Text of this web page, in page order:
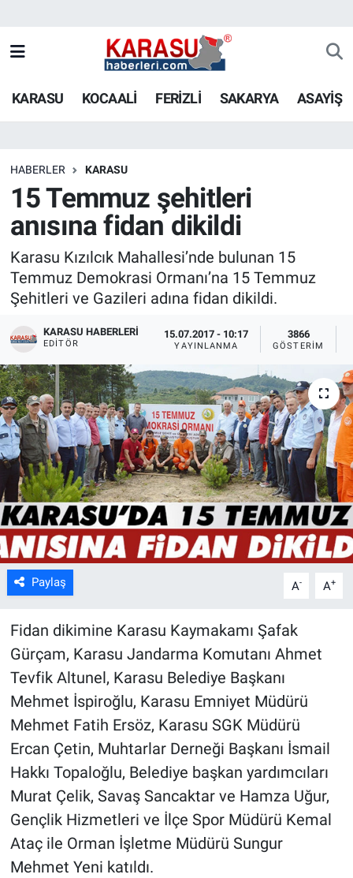
KARASU KOCAALİ FERİZLİ SAKARYA ASAYİŞ
HABERLER KARASU
15 Temmuz şehitleri
anısına fidan dikildi
Karasu Kızılcık Mahallesi’nde bulunan 15
Temmuz Demokrasi Ormanı’na 15 Temmuz
Şehitleri ve Gazileri adına fidan dikildi.
KARASU HABERLERI
EDITÖR
15.07.2017 - 10:17
YAYINLANMA
3866
GÖSTERIM
Paylaş A- A+
Fidan dikimine Karasu Kaymakamı Şafak
Gürçam, Karasu Jandarma Komutanı Ahmet
Tevfik Altunel, Karasu Belediye Başkanı
Mehmet İspiroğlu, Karasu Emniyet Müdürü
Mehmet Fatih Ersöz, Karasu SGK Müdürü
Ercan Çetin, Muhtarlar Derneği Başkanı İsmail
Hakkı Topaloğlu, Belediye başkan yardımcıları
Murat Çelik, Savaş Sancaktar ve Hamza Uğur,
Gençlik Hizmetleri ve İlçe Spor Müdürü Kemal
Ataç ile Orman İşletme Müdürü Sungur
Mehmet Yeni katıldı.